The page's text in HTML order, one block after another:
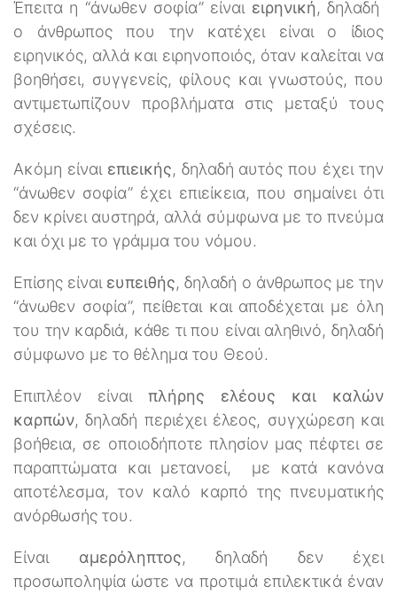
Έπειτα η ‘‘άνωθεν σοφία’’ είναι ειρηνική, δηλαδή
ο άνθρωπος που την κατέχει είναι ο ίδιος
ειρηνικός, αλλά και ειρηνοποιός, όταν καλείται να
βοηθήσει, συγγενείς, φίλους και γνωστούς, που
αντιμετωπίζουν προβλήματα στις μεταξύ τους
σχέσεις.
Ακόμη είναι επιεικής, δηλαδή αυτός που έχει την
‘‘άνωθεν σοφία’’ έχει επιείκεια, που σημαίνει ότι
δεν κρίνει αυστηρά, αλλά σύμφωνα με το πνεύμα
και όχι με το γράμμα του νόμου.
Επίσης είναι ευπειθής, δηλαδή ο άνθρωπος με την
‘‘άνωθεν σοφία’’, πείθεται και αποδέχεται με όλη
του την καρδιά, κάθε τι που είναι αληθινό, δηλαδή
σύμφωνο με το θέλημα του Θεού.
Επιπλέον είναι πλήρης ελέους και καλών
καρπών, δηλαδή περιέχει έλεος, συγχώρεση και
βοήθεια, σε οποιοδήποτε πλησίον μας πέφτει σε
παραπτώματα και μετανοεί, με κατά κανόνα
αποτέλεσμα, τον καλό καρπό της πνευματικής
ανόρθωσής του.
Είναι αμερόληπτος, δηλαδή δεν έχει
προσωποληψία ώστε να προτιμά επιλεκτικά έναν